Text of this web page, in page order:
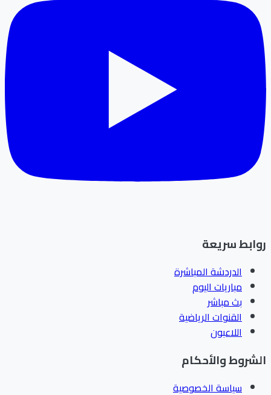
سريعة
الدردشة المباشرة
مباريات اليوم
بث مباشر
القنوات الرياضية
اللاعبون
والأحكام
سياسة الخصوصية